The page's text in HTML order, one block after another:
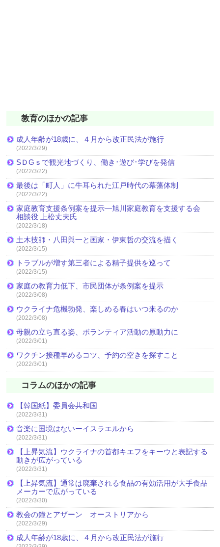
教育のほかの記事
成人年齢が18歳に、４月から改正民法が施行
(2022/3/29)
SＤGｓで観光地づくり、働き･遊び･学びを発信
(2022/3/22)
最後は「町人」に牛耳られた江戸時代の幕藩体制
(2022/3/22)
家庭教育支援条例案を提示―旭川家庭教育を支援する会
相談役 上松丈夫氏
(2022/3/18)
土木技師・八田與一と画家・伊東哲の交流を描く
(2022/3/15)
トラブルが増す第三者による精子提供を巡って
(2022/3/15)
家庭の教育力低下、市民団体が条例案を提示
(2022/3/08)
ウクライナ危機勃発、楽しめる春はいつ来るのか
(2022/3/08)
母親の立ち直る姿、ボランティア活動の原動力に
(2022/3/01)
ワクチン接種早めるコツ、予約の空きを探すこと
(2022/3/01)
コラムのほかの記事
【韓国紙】委員会共和国
(2022/3/31)
音楽に国境はないーイスラエルから
(2022/3/31)
【上昇気流】ウクライナの首都キエフをキーウと表記する
動きが広がっている
(2022/3/31)
【上昇気流】通常は廃棄される食品の有効活用が大手食品
メーカーで広がっている
(2022/3/30)
教会の鐘とアザーン オーストリアから
(2022/3/29)
成人年齢が18歳に、４月から改正民法が施行